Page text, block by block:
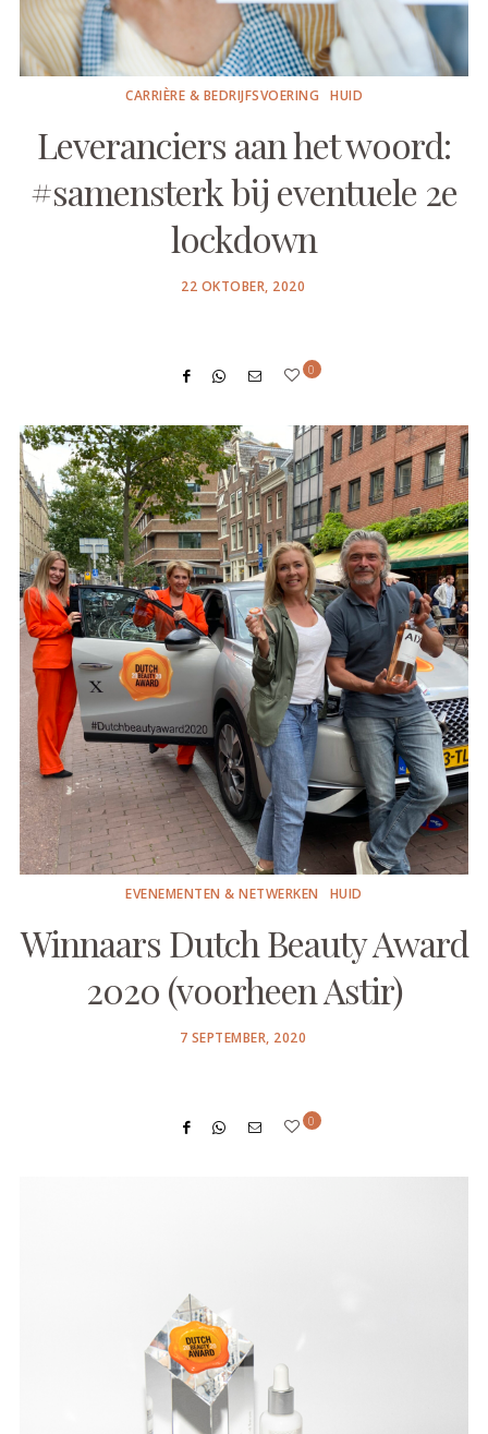
CARRIÈRE & BEDRIJFSVOERING HUID
Leveranciers aan het woord:
#samensterk bij eventuele 2e
lockdown
POSTED
22 OKTOBER, 2020
0
EVENEMENTEN & NETWERKEN HUID
Winnaars Dutch Beauty Award
2020 (voorheen Astir)
POSTED
7 SEPTEMBER, 2020
0